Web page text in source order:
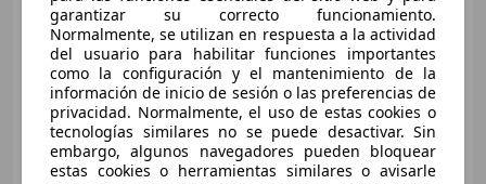
€ 18.750 1
Precio justo
08/2018 115.000 km Diésel
100 kW (136 CV)
garantizar su correcto funcionamiento.
Normalmente, se utilizan en respuesta a la actividad
del usuario para habilitar funciones importantes
como la configuración y el mantenimiento de la
información de inicio de sesión o las preferencias de
privacidad. Normalmente, el uso de estas cookies o
tecnologías similares no se puede desactivar. Sin
embargo, algunos navegadores pueden bloquear
estas cookies o herramientas similares o avisarle